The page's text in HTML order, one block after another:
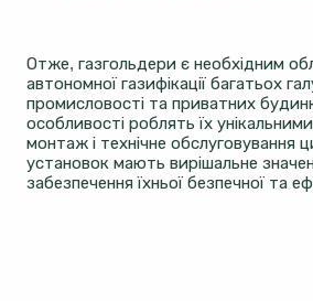
Отже, газгольдери є необхідним
автономної газифікації багатьох
промисловості та приватних
особливості роблять їх
монтаж і технічне обслуговування
установок мають вирішальне
забезпечення їхньої безпечної та